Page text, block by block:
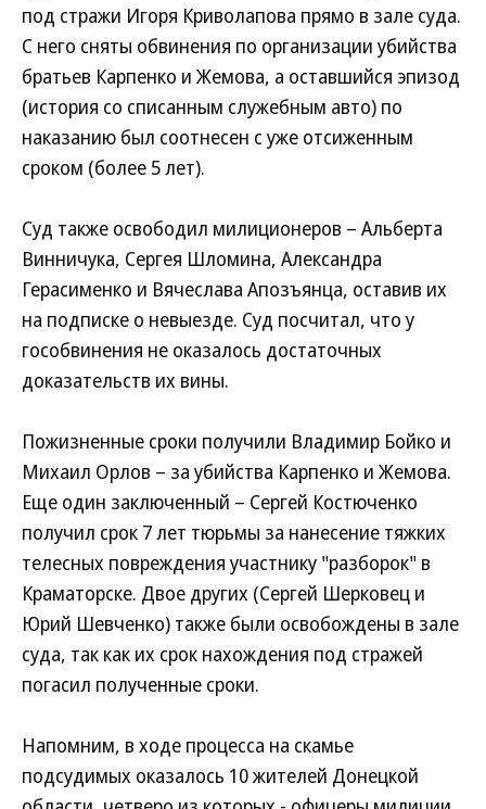
под стражи Игоря Криволапова прямо в зале суда.
С него сняты обвинения по организации убийства
братьев Карпенко и Жемова, а оставшийся эпизод
(история со списанным служебным авто) по
наказанию был соотнесен с уже отсиженным
сроком (более 5 лет).
Суд также освободил милиционеров – Альберта
Винничука, Сергея Шломина, Александра
Герасименко и Вячеслава Апозъянца, оставив их
на подписке о невыезде. Суд посчитал, что у
гособвинения не оказалось достаточных
доказательств их вины.
Пожизненные сроки получили Владимир Бойко и
Михаил Орлов – за убийства Карпенко и Жемова.
Еще один заключенный – Сергей Костюченко
получил срок 7 лет тюрьмы за нанесение тяжких
телесных повреждения участнику "разборок" в
Краматорске. Двое других (Сергей Шерковец и
Юрий Шевченко) также были освобождены в зале
суда, так как их срок нахождения под стражей
погасил полученные сроки.
Напомним, в ходе процесса на скамье
подсудимых оказалось 10 жителей Донецкой